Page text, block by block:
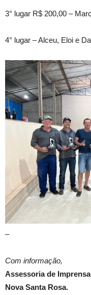
3° lugar R$ 200,00 –
4° lugar – Alceu, Eloi e
–
Com informação,
Assessoria de
Nova Santa Rosa.